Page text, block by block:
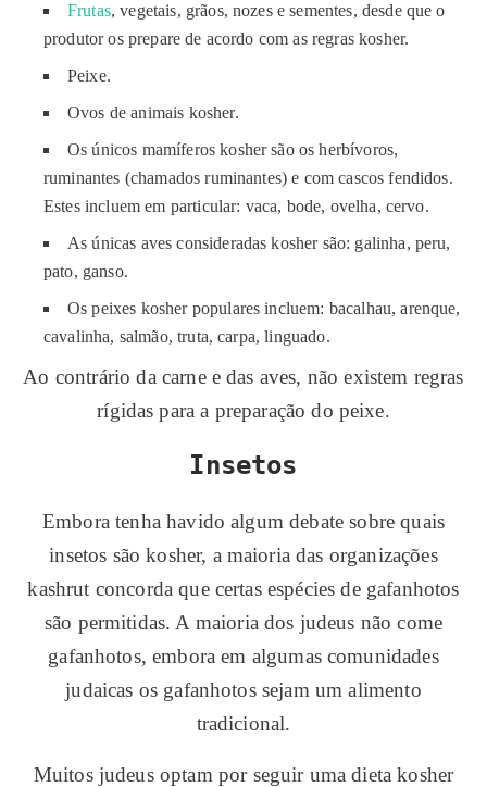
Frutas, vegetais, grãos, nozes e sementes, desde que o
produtor os prepare de acordo com as regras kosher.
Peixe.
Ovos de animais kosher.
Os únicos mamíferos kosher são os herbívoros,
ruminantes (chamados ruminantes) e com cascos fendidos.
Estes incluem em particular: vaca, bode, ovelha, cervo.
As únicas aves consideradas kosher são: galinha, peru,
pato, ganso.
Os peixes kosher populares incluem: bacalhau, arenque,
cavalinha, salmão, truta, carpa, linguado.
Ao contrário da carne e das aves, não existem regras
rígidas para a preparação do peixe.
Insetos
Embora tenha havido algum debate sobre quais
insetos são kosher, a maioria das organizações
kashrut concorda que certas espécies de gafanhotos
são permitidas. A maioria dos judeus não come
gafanhotos, embora em algumas comunidades
judaicas os gafanhotos sejam um alimento
tradicional.
Muitos judeus optam por seguir uma dieta kosher